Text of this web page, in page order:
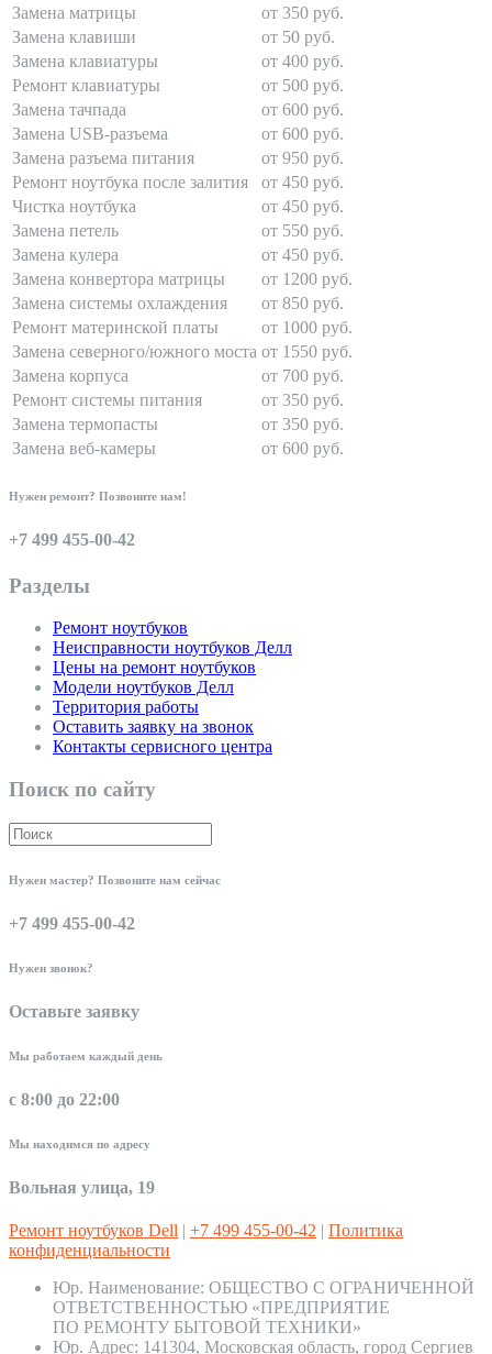
Замена матрицы
от 350 руб.
Замена клавиши
от 50 руб.
Замена клавиатуры
от 400 руб.
Ремонт клавиатуры
от 500 руб.
Замена тачпада
от 600 руб.
Замена USB-разъема
от 600 руб.
Замена разъема питания
от 950 руб.
Ремонт ноутбука после залития
от 450 руб.
Чистка ноутбука
от 450 руб.
Замена петель
от 550 руб.
Замена кулера
от 450 руб.
Замена конвертора матрицы
от 1200 руб.
Замена системы охлаждения
от 850 руб.
Ремонт материнской платы
от 1000 руб.
Замена северного/южного моста от 1550 руб.
Замена корпуса
от 700 руб.
Ремонт системы питания
от 350 руб.
Замена термопасты
от 350 руб.
Замена веб-камеры
от 600 руб.
Нужен ремонт? Позвоните нам!
+7 499 455-00-42
Разделы
Ремонт ноутбуков
Неисправности ноутбуков Делл
Цены на ремонт ноутбуков
Модели ноутбуков Делл
Территория работы
Оставить заявку на звонок
Контакты сервисного центра
Поиск по сайту
Нужен мастер? Позвоните нам сейчас
+7 499 455-00-42
Нужен звонок?
Оставьте заявку
Мы работаем каждый день
с 8:00 до 22:00
Мы находимся по адресу
Вольная улица, 19
Ремонт ноутбуков Dell | +7 499 455-00-42 | Политика
конфиденциальности
Юр. Наименование: ОБЩЕСТВО С ОГРАНИЧЕННОЙ
ОТВЕТСТВЕННОСТЬЮ «ПРЕДПРИЯТИЕ
ПО РЕМОНТУ БЫТОВОЙ ТЕХНИКИ»
Юр. Адрес: 141304, Московская область, город Сергиев